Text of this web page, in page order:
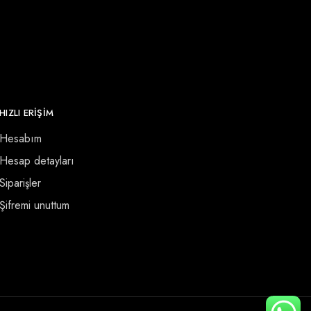
HIZLI ERİŞİM
Hesabım
Hesap detayları
Siparişler
Şifremi unuttum